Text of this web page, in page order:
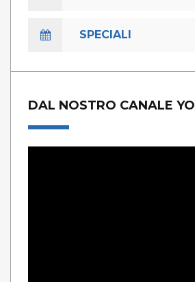
SPECIALI
DAL NOSTRO CANALE